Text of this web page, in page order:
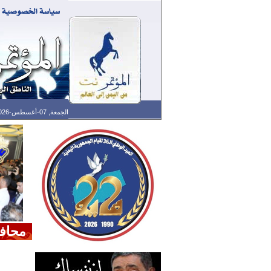
الجمعة, 07-أغسطس-2026 الساعة: 11:58 ص - آخر تحديث: 05:33 ص (33: 02) بتوقيت غرينتش